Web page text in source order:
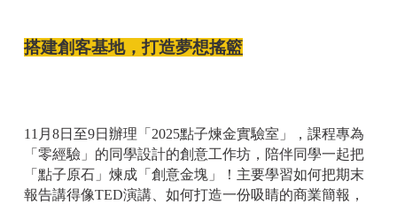
搭建創客基地，打造夢想搖籃
11月8日至9日辦理「2025點子煉金實驗室」，課程專為
「零經驗」的同學設計的創意工作坊，陪伴同學一起把
「點子原石」煉成「創意金塊」！主要學習如何把期末
報告講得像TED演講、如何打造一份吸睛的商業簡報，